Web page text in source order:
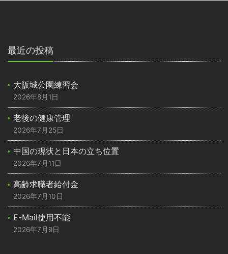
最近の投稿
大阪城公園練習会
2026年8月1日
老後の健康管理
2026年7月25日
中国の現状と日本の立ち位置
2026年7月11日
高齢求職者給付金
2026年7月10日
E-Mail使用不能
2026年7月9日